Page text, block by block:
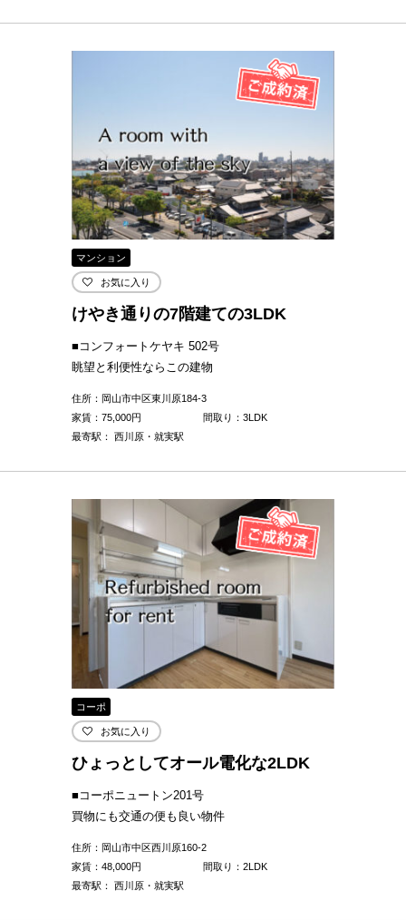
マンション
お気に入り
けやき通りの7階建ての3LDK
■コンフォートケヤキ 502号
眺望と利便性ならこの建物
住所：岡山市中区東川原184-3
家賃： 75,000円
間取り：3LDK
最寄駅： 西川原・就実駅
コーポ
お気に入り
ひょっとしてオール電化な2LDK
■コーポニュートン201号
買物にも交通の便も良い物件
住所：岡山市中区西川原160-2
家賃： 48,000円
間取り：2LDK
最寄駅： 西川原・就実駅